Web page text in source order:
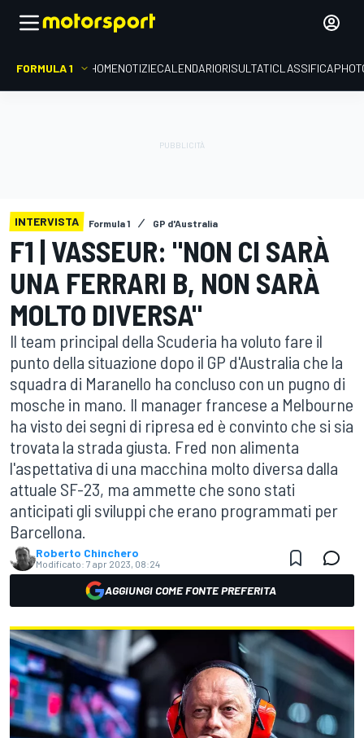
FORMULA 1 HOMENOTIZIECALENDARIORISULTATICLASSIFICA
INTERVISTA Formula 1 GP d'Australia
F1 | VASSEUR: "NON CI SARÀ
UNA FERRARI B, NON SARÀ
MOLTO DIVERSA"
Il team principal della Scuderia ha voluto fare il
punto della situazione dopo il GP d'Australia che la
squadra di Maranello ha concluso con un pugno di
mosche in mano. Il manager francese a Melbourne
ha visto dei segni di ripresa ed è convinto che si sia
trovata la strada giusta. Fred non alimenta
l'aspettativa di una macchina molto diversa dalla
attuale SF-23, ma ammette che sono stati
anticipati gli sviluppi che erano programmati per
Barcellona.
Roberto Chinchero
Modificato: 7 apr 2023, 08:24
AGGIUNGI COME FONTE PREFERITA